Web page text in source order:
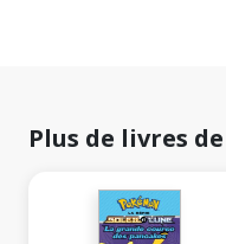
Plus de livres